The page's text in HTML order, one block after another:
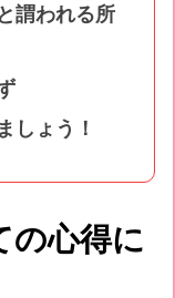
謂われる所
しょう！
の心得に